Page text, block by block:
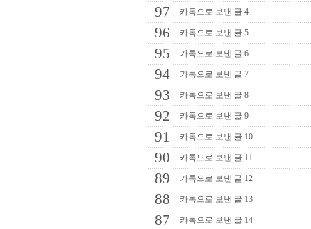
97 카톡으로 보낸 글 4
96 카톡으로 보낸 글 5
95 카톡으로 보낸 글 6
94 카톡으로 보낸 글 7
93 카톡으로 보낸 글 8
92 카톡으로 보낸 글 9
91 카톡으로 보낸 글 10
90 카톡으로 보낸 글 11
89 카톡으로 보낸 글 12
88 카톡으로 보낸 글 13
87 카톡으로 보낸 글 14